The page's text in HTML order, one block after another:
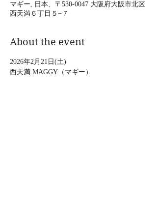
マギー, 日本、〒530-0047 大阪府大阪市北区
西天満６丁目５−７
About the event
2026年2月21日(土)
西天満 MAGGY（マギー）